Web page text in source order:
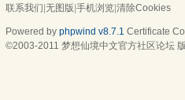
联系我们 无图版 手机浏览 清除Cookies
Powered by phpwind v8.7.1 Certificate
©2003-2011 梦想仙境中文官方社区论坛